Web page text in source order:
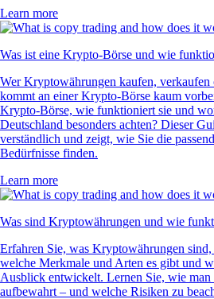
Learn more
Was ist eine Krypto-Börse und wie
Wer Kryptowährungen kaufen, verkaufen
kommt an einer Krypto-Börse kaum
Krypto-Börse, wie funktioniert sie und
Deutschland besonders achten? Dieser
verständlich und zeigt, wie Sie die
Bedürfnisse finden.
Learn more
Was sind Kryptowährungen und wie
Erfahren Sie, was Kryptowährungen
welche Merkmale und Arten es gibt und
Ausblick entwickelt. Lernen Sie, wie man
aufbewahrt – und welche Risiken zu